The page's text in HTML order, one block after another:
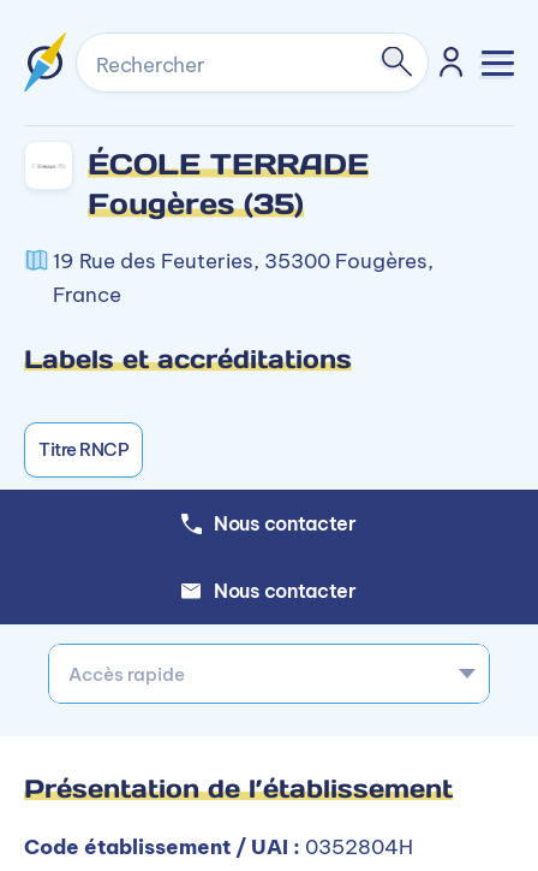
Rechercher
ÉCOLE TERRADE
Fougères (35)
19 Rue des Feuteries, 35300 Fougères,
France
Labels et accréditations
Titre RNCP
Nous contacter
Nous contacter
Accès rapide
Présentation de l’établissement
Code établissement / UAI : 0352804H